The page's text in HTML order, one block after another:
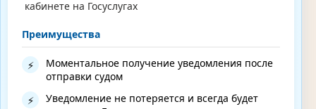
кабинете на Госуслугах
Преимущества
⚡
Моментальное получение уведомления после
отправки судом
⚡
Уведомление не потеряется и всегда будет